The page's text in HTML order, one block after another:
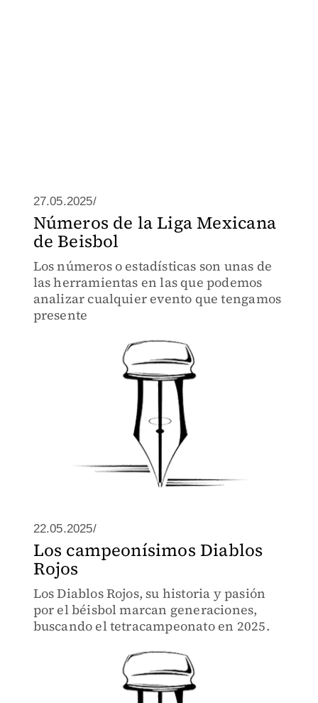
27.05.2025/
Números de la Liga Mexicana
de Beisbol
Los números o estadísticas son unas de
las herramientas en las que podemos
analizar cualquier evento que tengamos
presente
22.05.2025/
Los campeonísimos Diablos
Rojos
Los Diablos Rojos, su historia y pasión
por el béisbol marcan generaciones,
buscando el tetracampeonato en 2025.